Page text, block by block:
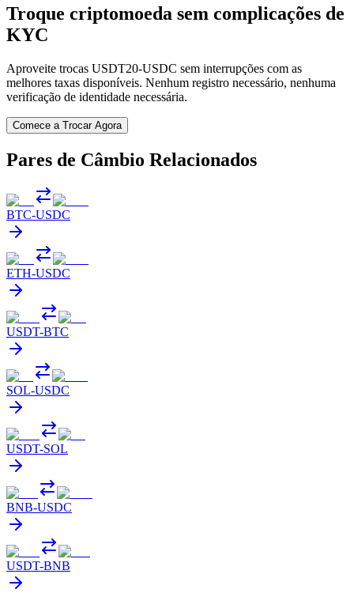
Troque criptomoeda sem complicações de
KYC
Aproveite trocas USDT20-USDC sem interrupções com as
melhores taxas disponíveis. Nenhum registro necessário, nenhuma
verificação de identidade necessária.
Comece a Trocar Agora
Pares de Câmbio Relacionados
BTC-USDC
ETH-USDC
USDT-BTC
SOL-USDC
USDT-SOL
BNB-USDC
USDT-BNB